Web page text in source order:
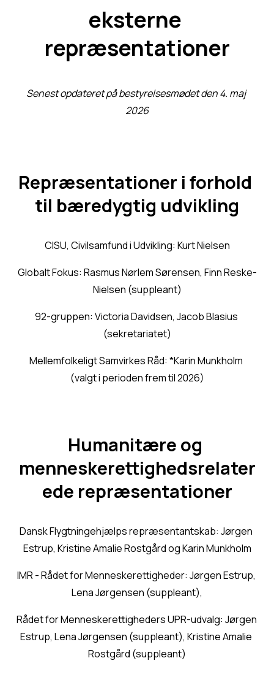
eksterne
repræsentationer
Senest opdateret på bestyrelsesmødet den 4. maj
2026
Repræsentationer i forhold
til bæredygtig udvikling
CISU, Civilsamfund i Udvikling: Kurt Nielsen
Globalt Fokus: Rasmus Nørlem Sørensen, Finn Reske-
Nielsen (suppleant)
92-gruppen: Victoria Davidsen, Jacob Blasius
(sekretariatet)
Mellemfolkeligt Samvirkes Råd: *Karin Munkholm
(valgt i perioden frem til 2026)
Humanitære og
menneskerettighedsrelater
ede repræsentationer
Dansk Flygtningehjælps repræsentantskab: Jørgen
Estrup, Kristine Amalie Rostgård og Karin Munkholm
IMR - Rådet for Menneskerettigheder: Jørgen Estrup,
Lena Jørgensen (suppleant),
Rådet for Menneskerettigheders UPR-udvalg: Jørgen
Estrup, Lena Jørgensen (suppleant), Kristine Amalie
Rostgård (suppleant)